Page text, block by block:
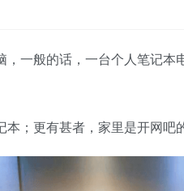
一般的话，一台个人笔记
；更有甚者，家里是开网吧